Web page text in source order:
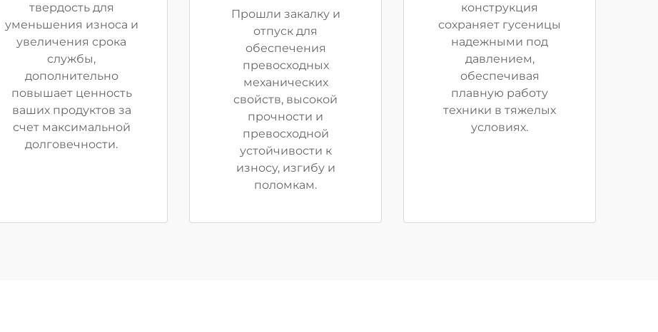
твердость для
уменьшения износа и
увеличения срока
службы,
дополнительно
повышает ценность
ваших продуктов за
счет максимальной
долговечности.
Прошли закалку и
отпуск для
обеспечения
превосходных
механических
свойств, высокой
прочности и
превосходной
устойчивости к
износу, изгибу и
поломкам.
конструкция
сохраняет гусеницы
надежными под
давлением,
обеспечивая
плавную работу
техники в тяжелых
условиях.